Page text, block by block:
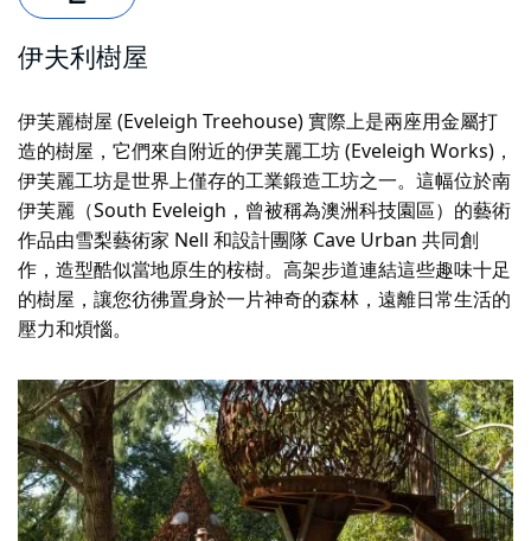
伊夫利樹屋
伊芙麗樹屋 (Eveleigh Treehouse) 實際上是兩座用金屬打
造的樹屋，它們來自附近的伊芙麗工坊 (Eveleigh Works)，
伊芙麗工坊是世界上僅存的工業鍛造工坊之一。這幅位於南
伊芙麗（South Eveleigh，曾被稱為澳洲科技園區）的藝術
作品由雪梨藝術家 Nell 和設計團隊 Cave Urban 共同創
作，造型酷似當地原生的桉樹。高架步道連結這些趣味十足
的樹屋，讓您彷彿置身於一片神奇的森林，遠離日常生活的
壓力和煩惱。